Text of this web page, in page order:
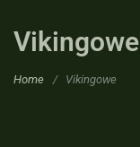
Vikingowe
Home / Vikingowe